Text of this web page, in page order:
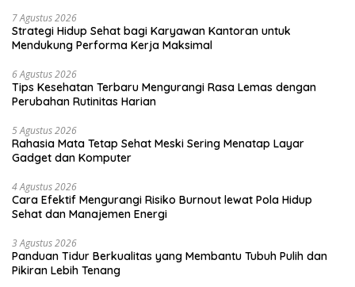
7 Agustus 2026
Strategi Hidup Sehat bagi Karyawan Kantoran untuk
Mendukung Performa Kerja Maksimal
6 Agustus 2026
Tips Kesehatan Terbaru Mengurangi Rasa Lemas dengan
Perubahan Rutinitas Harian
5 Agustus 2026
Rahasia Mata Tetap Sehat Meski Sering Menatap Layar
Gadget dan Komputer
4 Agustus 2026
Cara Efektif Mengurangi Risiko Burnout lewat Pola Hidup
Sehat dan Manajemen Energi
3 Agustus 2026
Panduan Tidur Berkualitas yang Membantu Tubuh Pulih dan
Pikiran Lebih Tenang